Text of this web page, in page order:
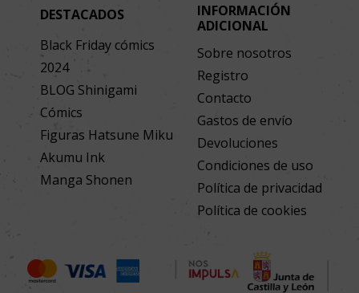
DESTACADOS
Black Friday cómics
2024
BLOG Shinigami
Cómics
Figuras Hatsune Miku
Akumu Ink
Manga Shonen
INFORMACIÓN
ADICIONAL
Sobre nosotros
Registro
Contacto
Gastos de envío
Devoluciones
Condiciones de uso
Política de privacidad
Política de cookies